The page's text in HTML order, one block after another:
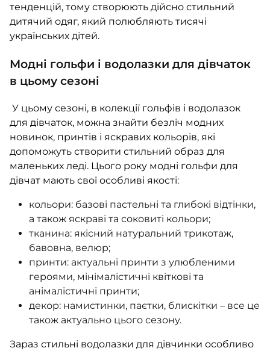
тенденцій, тому створюють дійсно стильний
дитячий одяг, який полюбляють тисячі
українських дітей.
Модні гольфи і водолазки для дівчаток
в цьому сезоні
У цьому сезоні, в колекції гольфів і водолазок
для дівчаток, можна знайти безліч модних
новинок, принтів і яскравих кольорів, які
допоможуть створити стильний образ для
маленьких леді. Цього року модні гольфи для
дівчат мають свої особливі якості:
кольори: базові пастельні та глибокі відтінки,
а також яскраві та соковиті кольори;
тканина: якісний натуральний трикотаж,
бавовна, велюр;
принти: актуальні принти з улюбленими
героями, мінімалістичні квіткові та
анімалістичні принти;
декор: намистинки, паєтки, блискітки – все це
також актуально цього сезону.
Зараз стильні водолазки для дівчинки особливо